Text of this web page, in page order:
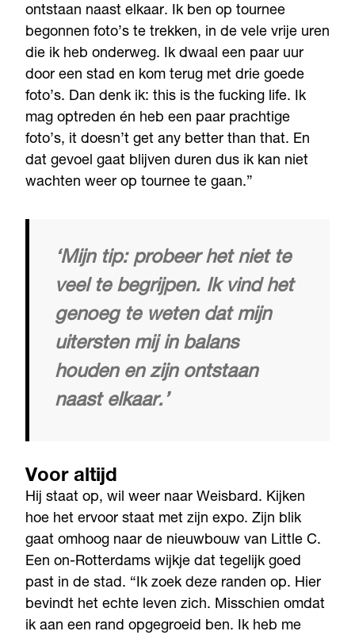
ontstaan naast elkaar. Ik ben op tournee
begonnen foto’s te trekken, in de vele vrije uren
die ik heb onderweg. Ik dwaal een paar uur
door een stad en kom terug met drie goede
foto’s. Dan denk ik: this is the fucking life. Ik
mag optreden én heb een paar prachtige
foto’s, it doesn’t get any better than that. En
dat gevoel gaat blijven duren dus ik kan niet
wachten weer op tournee te gaan.”
‘Mijn tip: probeer het niet te
veel te begrijpen. Ik vind het
genoeg te weten dat mijn
uitersten mij in balans
houden en zijn ontstaan
naast elkaar.’
Voor altijd
Hij staat op, wil weer naar Weisbard. Kijken
hoe het ervoor staat met zijn expo. Zijn blik
gaat omhoog naar de nieuwbouw van Little C.
Een on-Rotterdams wijkje dat tegelijk goed
past in de stad. “Ik zoek deze randen op. Hier
bevindt het echte leven zich. Misschien omdat
ik aan een rand opgegroeid ben. Ik heb me